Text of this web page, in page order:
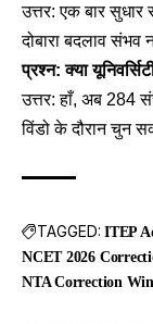
उत्तर: एक बार
दोबारा बदलाव संभव
प्रश्न: क्या
उत्तर: हाँ, अब 284
विंडो के दौरान चुन
TAGGED: ITEP
NCET 2026
NTA Correction